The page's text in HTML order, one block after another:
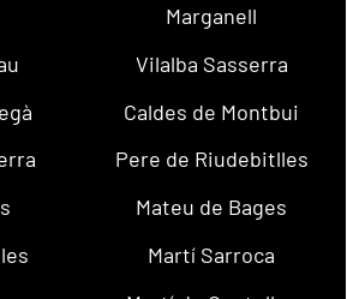
Marganell
Vilalba Sasserra
Caldes de Montbui
Pere de Riudebitlles
Mateu de Bages
Martí Sarroca